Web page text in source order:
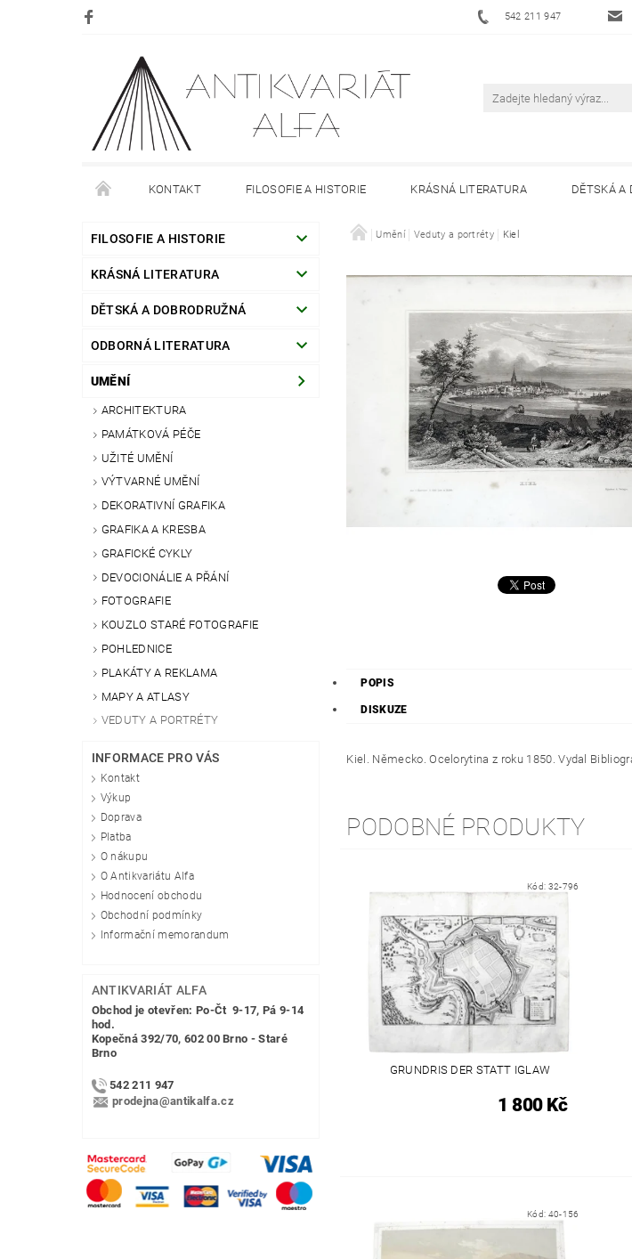
542 211 947
KONTAKT FILOSOFIE A HISTORIE KRÁSNÁ LITERATURA DĚTSKÁ A
DOPRAVA PLATBA O NÁKUPU O ANTIKVARIÁTU ALFA
FILOSOFIE A HISTORIE
KRÁSNÁ LITERATURA
DĚTSKÁ A DOBRODRUŽNÁ
ODBORNÁ LITERATURA
UMĚNÍ
ARCHITEKTURA
PAMÁTKOVÁ PÉČE
UŽITÉ UMĚNÍ
VÝTVARNÉ UMĚNÍ
DEKORATIVNÍ GRAFIKA
GRAFIKA A KRESBA
GRAFICKÉ CYKLY
DEVOCIONÁLIE A PŘÁNÍ
FOTOGRAFIE
KOUZLO STARÉ FOTOGRAFIE
POHLEDNICE
PLAKÁTY A REKLAMA
MAPY A ATLASY
VEDUTY A PORTRÉTY
INFORMACE PRO VÁS
Kontakt
Výkup
Doprava
Platba
O nákupu
O Antikvariátu Alfa
Hodnocení obchodu
Obchodní podmínky
Informační memorandum
ANTIKVARIÁT ALFA
Obchod je otevřen: Po-Čt 9-17, Pá 9-14
hod.
Kopečná 392/70, 602 00 Brno - Staré
Brno
542 211 947
prodejna@antikalfa.cz
Umění Veduty a portréty Kiel
POPIS
DISKUZE
Kiel. Německo. Ocelorytina z roku 1850. Vydal
PODOBNÉ PRODUKTY
Kód: 32-796
GRUNDRIS DER STATT IGLAW
1 800 Kč
Kód: 40-156